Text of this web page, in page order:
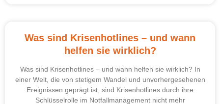
Was sind Krisenhotlines – und wann
helfen sie wirklich?
Was sind Krisenhotlines – und wann helfen sie wirklich? In
einer Welt, die von stetigem Wandel und unvorhergesehenen
Ereignissen geprägt ist, sind Krisenhotlines durch ihre
Schlüsselrolle im Notfallmanagement nicht mehr